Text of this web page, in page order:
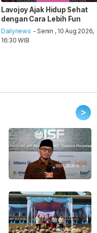
Lavojoy Ajak Hidup Sehat
dengan Cara Lebih Fun
Dailynews - Senin , 10 Aug 2026,
16:30 WIB
>